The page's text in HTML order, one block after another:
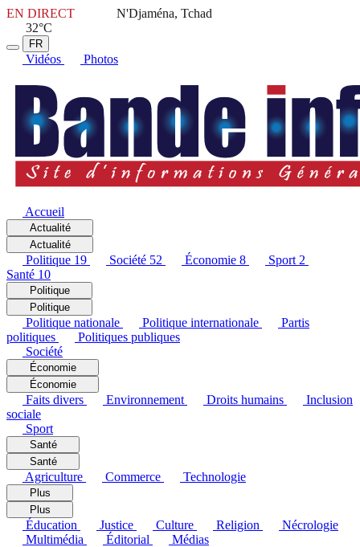
EN DIRECT
N'Djaména, Tchad
32°C
FR
Vidéos Photos
Accueil
Actualité
Actualité
Politique 19 Société 52 Économie 8 Sport 2
Santé 10
Politique
Politique
Politique nationale Politique internationale
Partis
politiques
Politiques publiques
Société
Économie
Économie
Faits divers Environnement Droits humains
Inclusion
sociale
Sport
Santé
Santé
Agriculture Commerce Technologie
Plus
Plus
Éducation Justice Culture Religion
Nécrologie
Multimédia
Éditorial Médias